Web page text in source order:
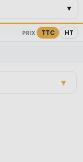
PRIX TTC HT
▾